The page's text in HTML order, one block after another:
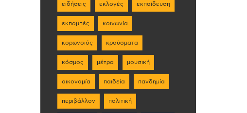
ειδήσεις εκλογές εκπαίδευση
εκπομπές κοινωνία
κορωνοϊός κρούσματα
κόσμος μέτρα μουσική
οικονομία παιδεία πανδημία
περιβάλλον πολιτική